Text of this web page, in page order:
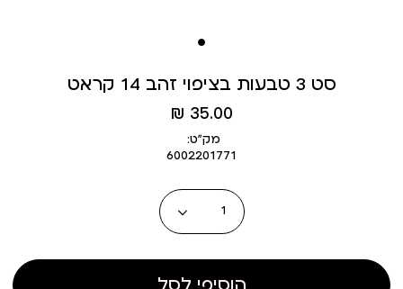
סט 3 טבעות בציפוי זהב 14 קראט
מחיר
מוצר
35.00 ₪
מק״ט:
6002201771
כמות
הוסיפי לסל